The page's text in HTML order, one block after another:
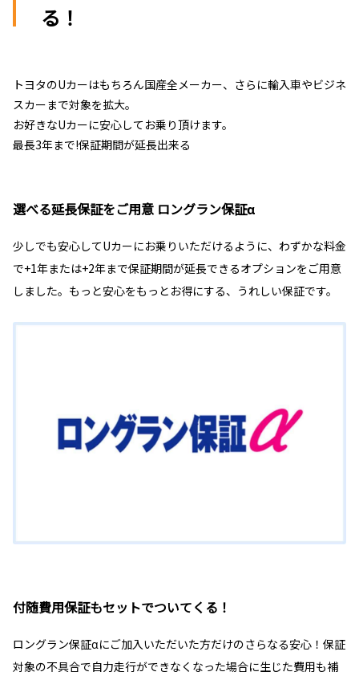
る！
トヨタのUカーはもちろん国産全メーカー、さらに輸入車やビジネ
スカーまで対象を拡大。
お好きなUカーに安心してお乗り頂けます。
最長3年まで!保証期間が延長出来る
選べる延長保証をご用意 ロングラン保証α
少しでも安心してUカーにお乗りいただけるように、わずかな料金
で+1年または+2年まで保証期間が延長できるオプションをご用意
しました。もっと安心をもっとお得にする、うれしい保証です。
付随費用保証もセットでついてくる！
ロングラン保証αにご加入いただいた方だけのさらなる安心！保証
対象の不具合で自力走行ができなくなった場合に生じた費用も補